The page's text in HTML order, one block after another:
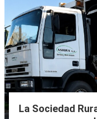
La Sociedad